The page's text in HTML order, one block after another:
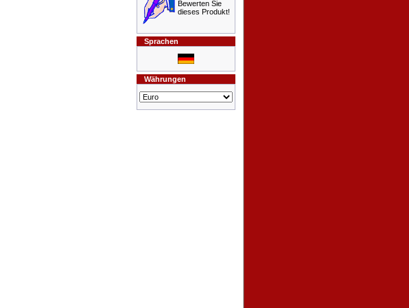
Bewerten Sie
dieses Produkt!
Sprachen
Währungen